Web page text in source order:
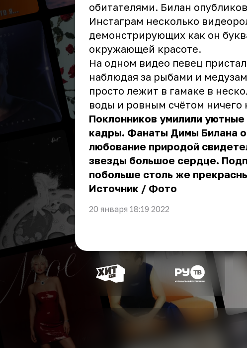
обитателями. Билан
Инстаграм несколько
демонстрирующих как он
окружающей красоте.
На одном видео певец
наблюдая за рыбами и
просто лежит в гамаке в
воды и ровным счётом ничего
Поклонников умилили
кадры. Фанаты Димы Билана
любование природой
звезды большое сердце.
побольше столь же
Источник / Фото
20 января 18:19 2022